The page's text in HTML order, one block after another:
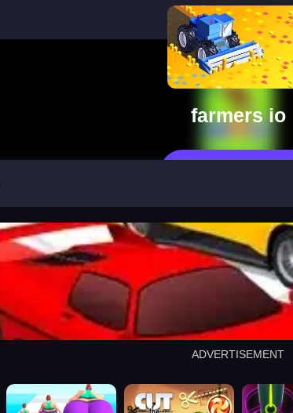
farmers io
ADVERTISEMENT
fat to fit cut the rope neon